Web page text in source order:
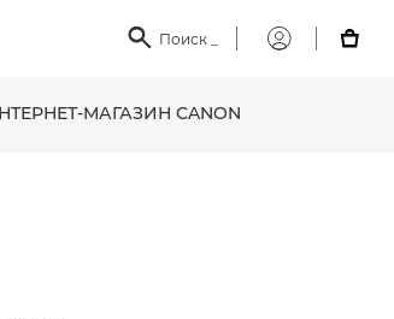
 Поиск
Мой

МАГАЗИН CANON